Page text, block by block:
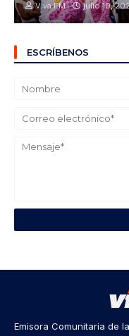
Viva FM julio 19,
ESCRÍBENOS
Emisora Comunitaria de